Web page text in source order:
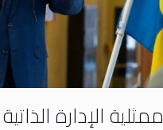
ممثلية الإدارة